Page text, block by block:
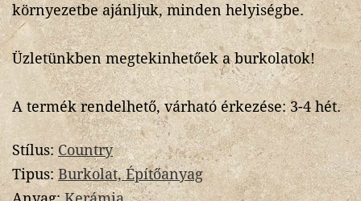
környezetbe ajánljuk, minden helyiségbe.
Üzletünkben megtekinhetőek a burkolatok!
A termék rendelhető, várható érkezése: 3-4 hét.
Stílus: Country
Tipus:Burkolat, Építőanyag